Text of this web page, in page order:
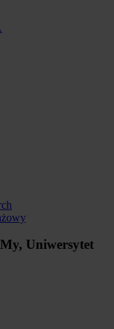
My, Uniwersytet